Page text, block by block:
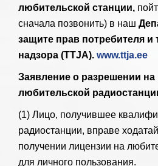
любительской станции,
сначала позвонить) в наш
защите прав потребителя и
надзора (TTJA). www.ttja.ee
Заявление о разрешении на
любительской
(1) Лицо, получившее
радиостанции, вправе
получении лицензии на
для личного пользования.